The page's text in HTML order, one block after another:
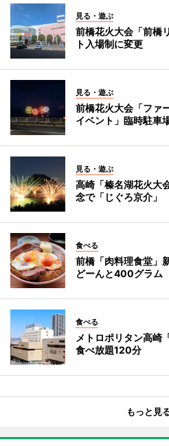
見る・遊ぶ
前橋花火大会「前橋
ト入場制に変更
見る・遊ぶ
前橋花火大会「ファ
イベント」臨時駐車
見る・遊ぶ
高崎「榛名湖花火大
念で「じぐろ京介」
食べる
前橋「肉料理食堂」
どーんと400グラム
食べる
メトロポリタン高崎
食べ放題120分
もっと見